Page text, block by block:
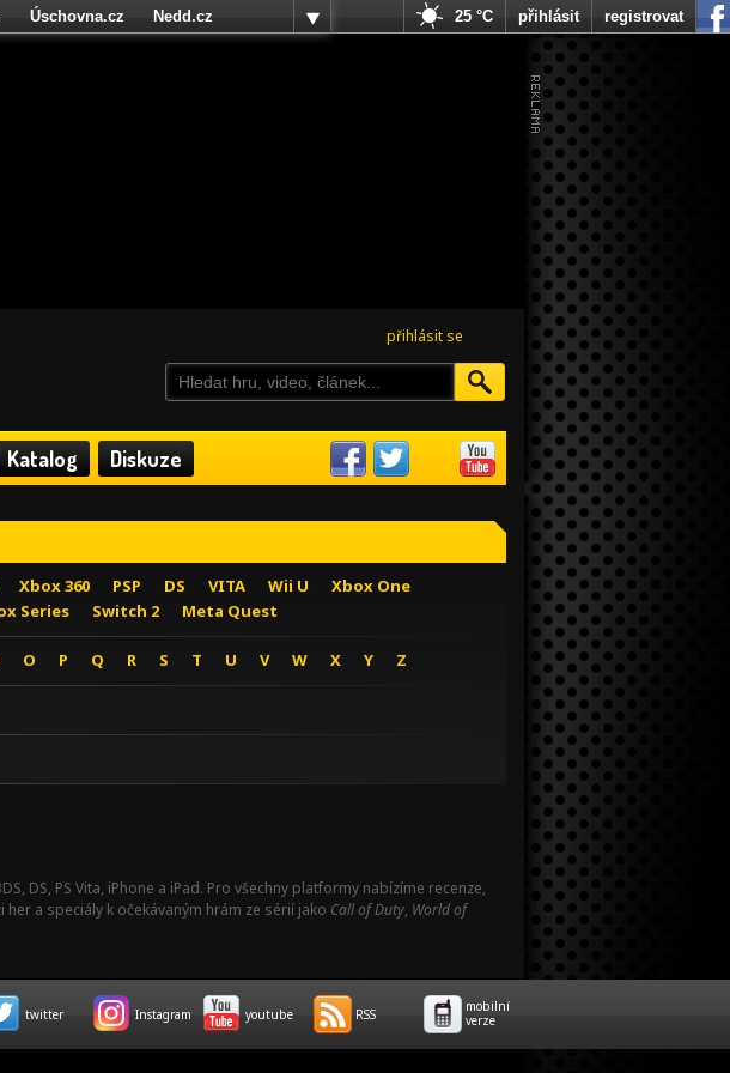
přihlásit se
Katalog Diskuze
Xbox 360 PSP DS VITA Wii U
Xbox One
Series Switch 2 Meta Quest
O P Q R S T U V W X Y Z
DS, PS Vita, iPhone a iPad. Pro všechny platformy nabízíme recenze,
a speciály k očekávaným hrám ze sérií jako Call of Duty, World of
Úschovna.cz
Nedd.cz
25 °C přihlásit registrovat
twitter Instagram youtube RSS
mobilní
verze